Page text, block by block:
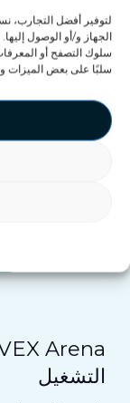
لتوفير أفضل التجارب،
الجهاز و/أو الوصول
سلوك التصفح أو
سلبًا على بعض الميزات
المختلط
إنه مثالي لصالات
أماكن ترفيهية
الرأس والكابلات،
تجربة غامرة
التشغيل